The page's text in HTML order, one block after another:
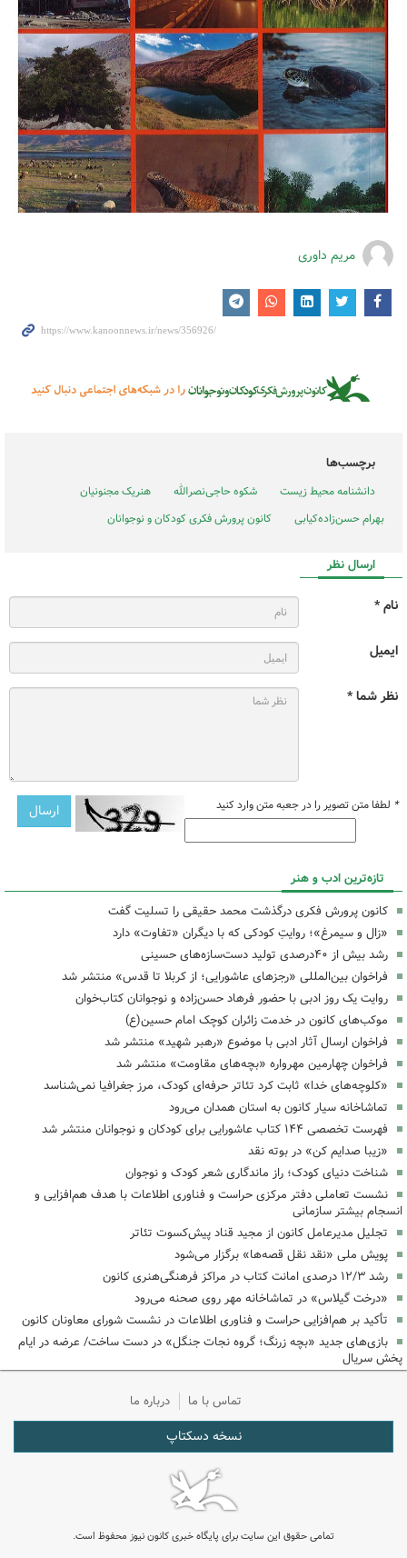
مریم داوری
برچسب‌ها
دانشنامه محیط زیست شکوه حاجی‌نصرالله‌
هنریک مجنونیان
بهرام حسن‌زاده‌کیابی
کانون پرورش فکری کودکان و نوجوانان
ارسال نظر
نام *
ایمیل
نظر شما *
* لطفا متن تصویر را در جعبه متن وارد کنید
تازه‌ترین ادب و هنر
کانون پرورش فکری درگذشت محمد حقیقی را تسلیت گفت
«زال و سیمرغ»؛ روایتِ کودکی که با دیگران «تفاوت» دارد
رشد بیش از ۴۰درصدی تولید دست‌سازه‌های حسینی
فراخوان بین‌المللی «رجزهای عاشورایی؛ از کربلا تا قدس» منتشر شد
روایت یک روز ادبی با حضور فرهاد حسن‌زاده و نوجوانان کتاب‌خوان
موکب‌های کانون در خدمت زائران کوچک امام حسین(ع)
فراخوان ارسال آثار ادبی با موضوع «رهبر شهید» منتشر شد
فراخوان چهارمین مهرواره «بچه‌های مقاومت» منتشر شد
«کلوچه‌های خدا» ثابت کرد تئاتر حرفه‌ای کودک، مرز جغرافیا نمی‌شناسد
تماشاخانه سیار کانون به استان همدان می‌رود
فهرست تخصصی ۱۴۴ کتاب عاشورایی برای کودکان و نوجوانان منتشر شد
«زیبا صدایم کن» در بوته نقد
شناخت دنیای کودک؛ راز ماندگاری شعر کودک و نوجوان
نشست تعاملی دفتر مرکزی حراست و فناوری اطلاعات با هدف هم‌افزایی و
انسجام بیشتر سازمانی
تجلیل مدیرعامل کانون از مجید قناد پیش‌کسوت تئاتر
پویش ملی «نقد نقل قصه‌ها» برگزار می‌شود
رشد ۱۲/۳ درصدی امانت کتاب در مراکز فرهنگی‌هنری کانون
«درخت گیلاس» در تماشاخانه مهر روی صحنه می‌رود
تأکید بر هم‌افزایی حراست و فناوری اطلاعات در نشست شورای معاونان کانون
بازی‌های جدید «بچه زرنگ؛ گروه نجات جنگل» در دست ساخت/ عرضه در ایام
پخش سریال
تماس با ما درباره ما
نسخه دسکتاپ
تمامی حقوق این سایت برای پایگاه خبری کانون نیوز محفوظ است.